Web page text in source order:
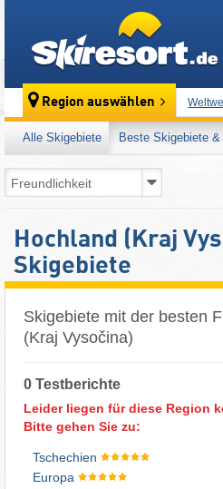
Region auswählen
Alle Skigebiete Beste Skigebiete
Hochland (Kraj
Skigebiete
Skigebiete mit der besten
(Kraj Vysočina)
0 Testberichte
Leider liegen für diese Region
Bitte gehen Sie zu:
Tschechien
Europa